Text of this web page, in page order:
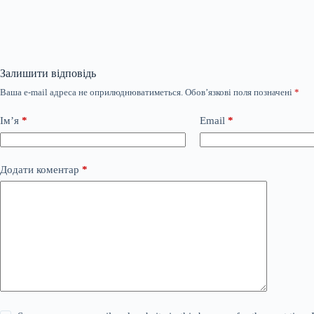
Залишити відповідь
Ваша e-mail адреса не оприлюднюватиметься. Обов’язкові поля позначені *
Ім’я * Email *
Додати коментар *